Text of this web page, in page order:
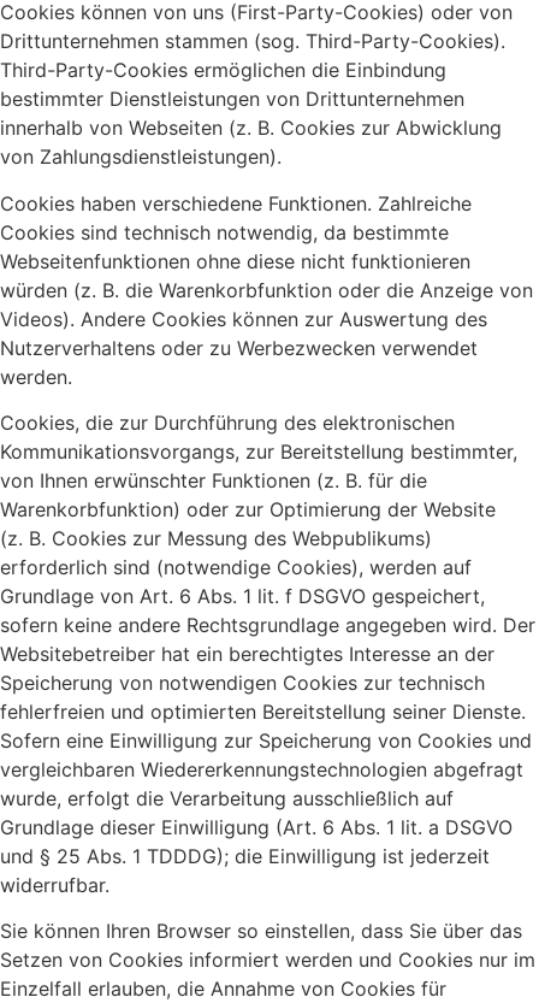
Cookies können von uns (First-Party-Cookies) oder von
Drittunternehmen stammen (sog. Third-Party-Cookies).
Third-Party-Cookies ermöglichen die Einbindung
bestimmter Dienstleistungen von Drittunternehmen
innerhalb von Webseiten (z. B. Cookies zur Abwicklung
von Zahlungsdienstleistungen).
Cookies haben verschiedene Funktionen. Zahlreiche
Cookies sind technisch notwendig, da bestimmte
Webseitenfunktionen ohne diese nicht funktionieren
würden (z. B. die Warenkorbfunktion oder die Anzeige von
Videos). Andere Cookies können zur Auswertung des
Nutzerverhaltens oder zu Werbezwecken verwendet
werden.
Cookies, die zur Durchführung des elektronischen
Kommunikationsvorgangs, zur Bereitstellung bestimmter,
von Ihnen erwünschter Funktionen (z. B. für die
Warenkorbfunktion) oder zur Optimierung der Website
(z. B. Cookies zur Messung des Webpublikums)
erforderlich sind (notwendige Cookies), werden auf
Grundlage von Art. 6 Abs. 1 lit. f DSGVO gespeichert,
sofern keine andere Rechtsgrundlage angegeben wird. Der
Websitebetreiber hat ein berechtigtes Interesse an der
Speicherung von notwendigen Cookies zur technisch
fehlerfreien und optimierten Bereitstellung seiner Dienste.
Sofern eine Einwilligung zur Speicherung von Cookies und
vergleichbaren Wiedererkennungstechnologien abgefragt
wurde, erfolgt die Verarbeitung ausschließlich auf
Grundlage dieser Einwilligung (Art. 6 Abs. 1 lit. a DSGVO
und § 25 Abs. 1 TDDDG); die Einwilligung ist jederzeit
widerrufbar.
Sie können Ihren Browser so einstellen, dass Sie über das
Setzen von Cookies informiert werden und Cookies nur im
Einzelfall erlauben, die Annahme von Cookies für